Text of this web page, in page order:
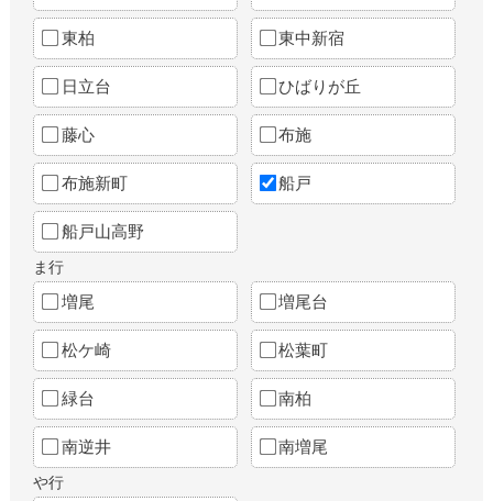
東柏 東中新宿
日立台 ひばりが丘
藤心 布施
布施新町 船戸
船戸山高野
ま行
増尾 増尾台
松ケ崎 松葉町
緑台 南柏
南逆井 南増尾
や行